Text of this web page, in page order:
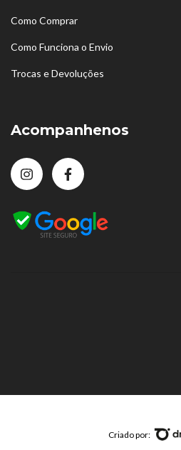
Como Comprar
Como Funciona o Envio
Trocas e Devoluções
Acompanhenos
Criado por: